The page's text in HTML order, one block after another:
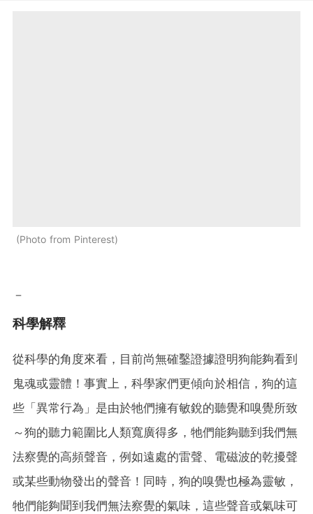
Photo from Pinterest
－
科學解釋
從科學的角度來看，目前尚無確鑿證據證明狗能夠看到
鬼魂或靈體！事實上，科學家們更傾向於相信，狗的這
些「異常行為」是由於牠們擁有敏銳的聽覺和嗅覺所致
～狗的聽力範圍比人類寬廣得多，牠們能夠聽到我們無
法察覺的高頻聲音，例如遠處的雷聲、電磁波的乾擾聲
或某些動物發出的聲音！同時，狗的嗅覺也極為靈敏，
牠們能夠聞到我們無法察覺的氣味，這些聲音或氣味可